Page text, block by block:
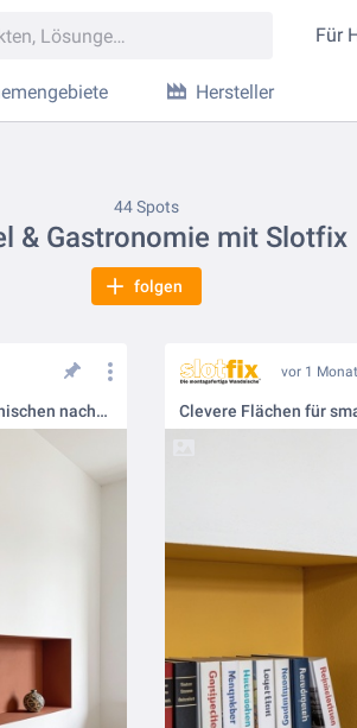
Für
Hersteller
44 Spots
& Gastronomie mit Slotfix
folgen
Weniger ist mehr: Wie Wandnischen nachhaltig Platz schaffen
vor 1 Monat